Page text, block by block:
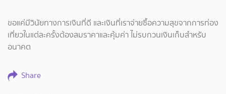
ขอแค่มีวินัยทางการเงินที่ดี และเงินที่เราจ่ายซื้อความสุขจากการท่อง
เที่ยวในแต่ละครั้งต้องสมราคาและคุ้มค่า ไม่รบกวนเงินเก็บสำหรับ
อนาคต
Share